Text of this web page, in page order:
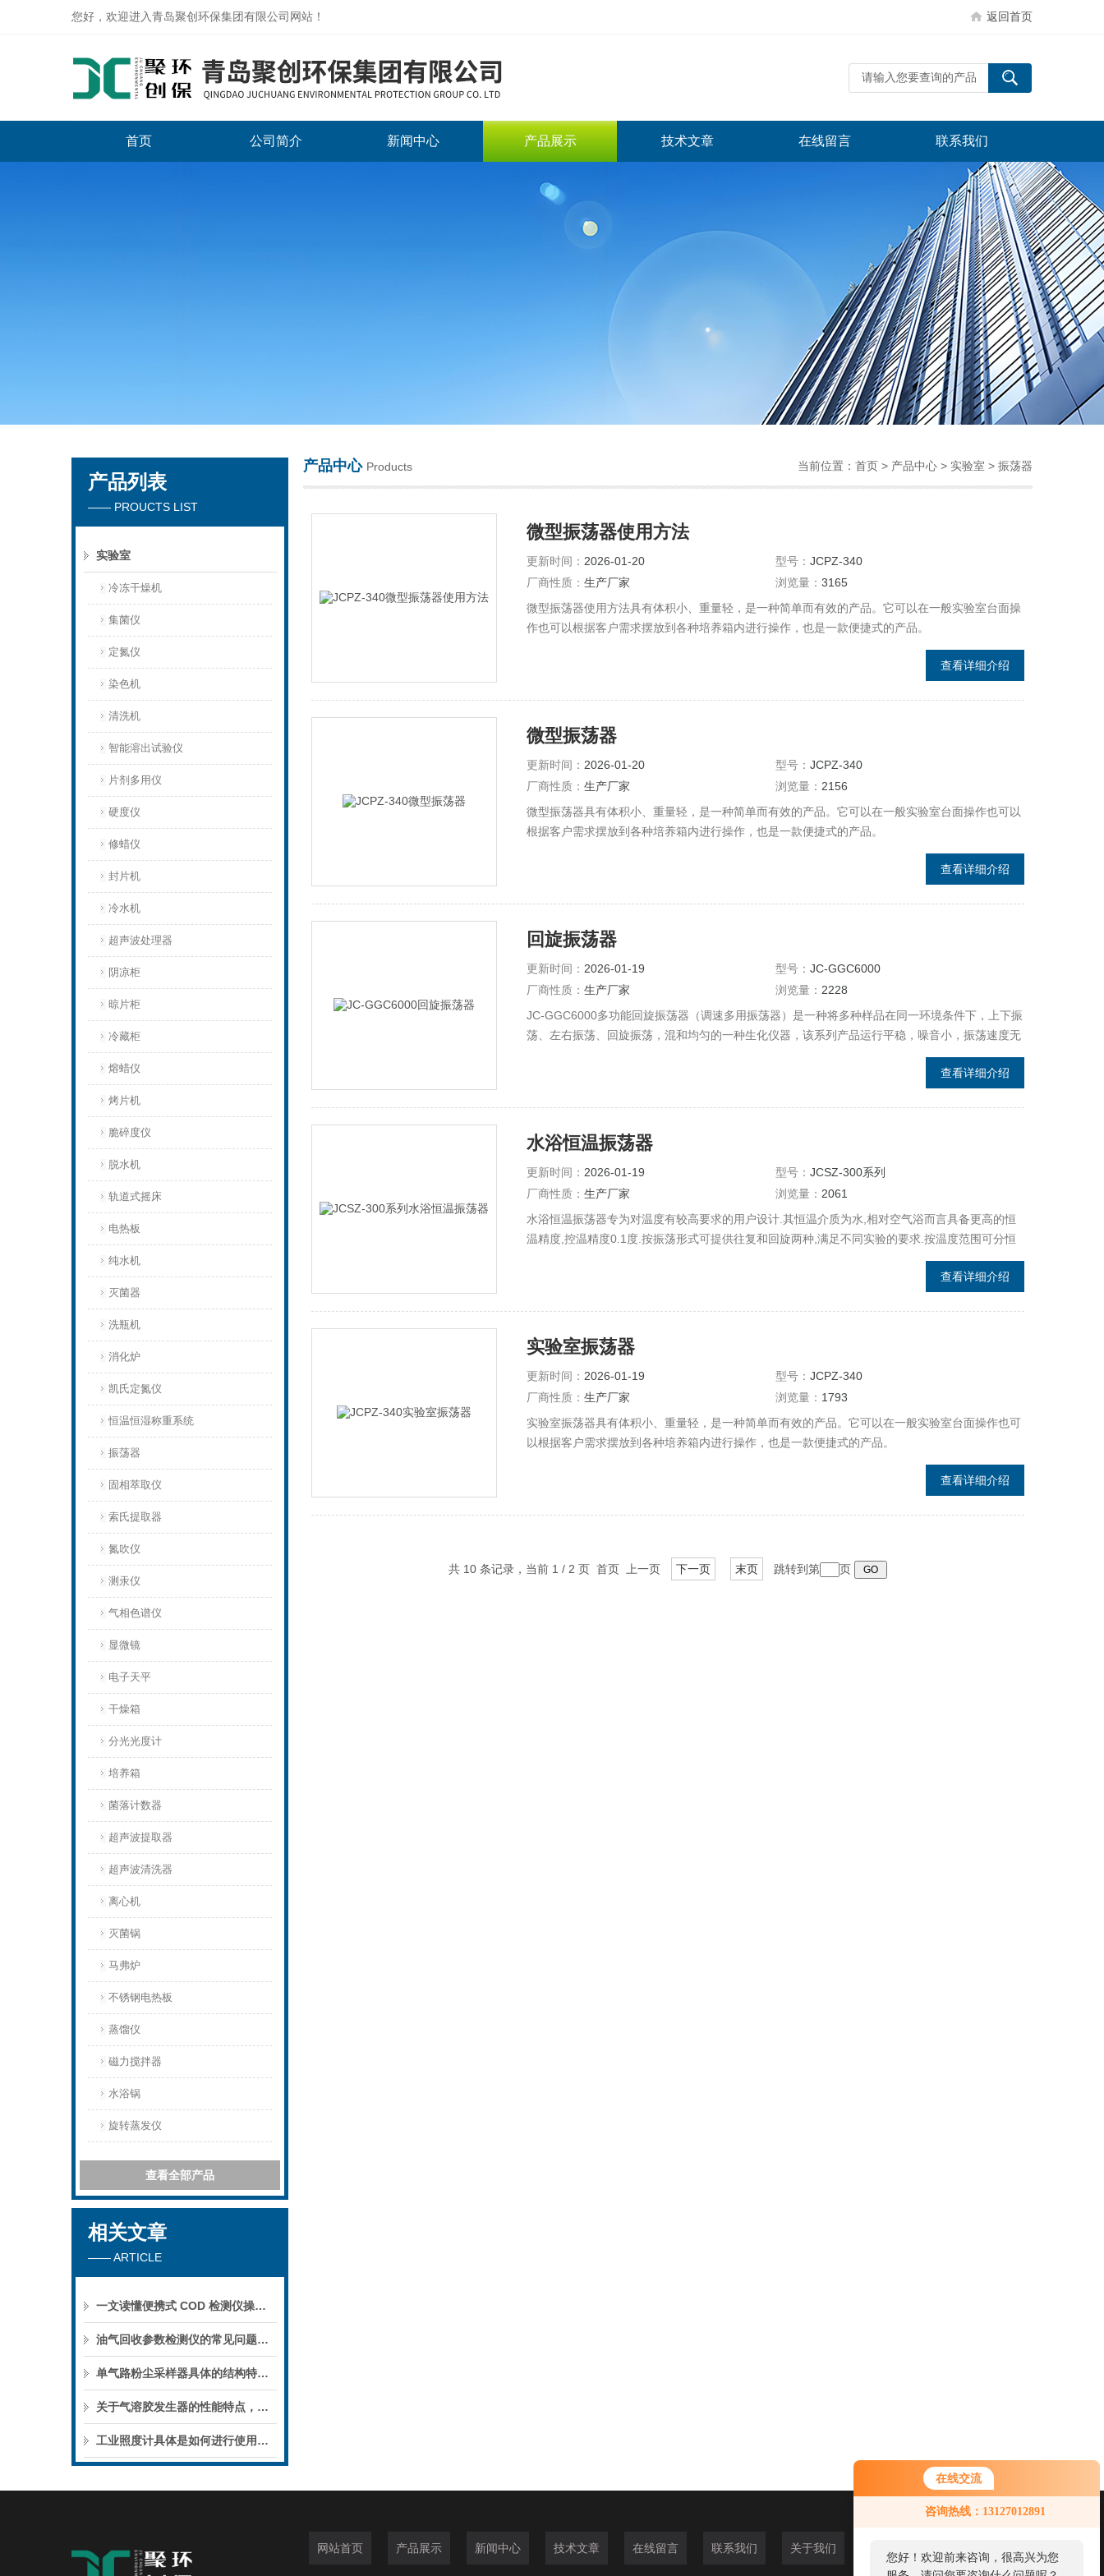
在线交流
咨询热线：13127012891
您好！欢迎前来咨询，很高兴为您
服务，请问您要咨询什么问题呢？
您好，看您停留很久了，是否找到
您好，欢迎进入青岛聚创环保集团有限公司网站！ 返回首页
首页 公司简介 新闻中心 产品展示 技术文章 在线留言 联系我们
产品列表
—— PROUCTS LIST
实验室
冷冻干燥机
集菌仪
定氮仪
染色机
清洗机
智能溶出试验仪
片剂多用仪
硬度仪
修蜡仪
封片机
冷水机
超声波处理器
阴凉柜
晾片柜
冷藏柜
熔蜡仪
烤片机
脆碎度仪
脱水机
轨道式摇床
电热板
纯水机
灭菌器
洗瓶机
消化炉
凯氏定氮仪
恒温恒湿称重系统
振荡器
固相萃取仪
索氏提取器
氮吹仪
测汞仪
气相色谱仪
显微镜
电子天平
干燥箱
分光光度计
培养箱
菌落计数器
超声波提取器
超声波清洗器
离心机
灭菌锅
马弗炉
不锈钢电热板
蒸馏仪
磁力搅拌器
水浴锅
旋转蒸发仪
查看全部产品
相关文章
—— ARTICLE
一文读懂便携式 COD 检测仪操作、安全与养护要点
油气回收参数检测仪的常见问题及其可能原因与解决方法
单气路粉尘采样器具体的结构特点如下
关于气溶胶发生器的性能特点，不妨看看下文！
工业照度计具体是如何进行使用的呢？
产品中心 Products 当前位置： 首页 > 产品中心 > 实验室 > 振荡器
微型振荡器使用方法
更新时间： 2026-01-20 型号： JCPZ-340
厂商性质： 生产厂家 浏览量： 3165
微型振荡器使用方法具有体积小、重量轻，是一种简单而有效的产品。它可以在一般实验室台面操
作也可以根据客户需求摆放到各种培养箱内进行操作，也是一款便捷式的产品。
查看详细介绍
微型振荡器
更新时间： 2026-01-20 型号： JCPZ-340
厂商性质： 生产厂家 浏览量： 2156
微型振荡器具有体积小、重量轻，是一种简单而有效的产品。它可以在一般实验室台面操作也可以
根据客户需求摆放到各种培养箱内进行操作，也是一款便捷式的产品。
查看详细介绍
回旋振荡器
更新时间： 2026-01-19 型号： JC-GGC6000
厂商性质： 生产厂家 浏览量： 2228
JC-GGC6000多功能回旋振荡器（调速多用振荡器）是一种将多种样品在同一环境条件下，上下振
荡、左右振荡、回旋振荡，混和均匀的一种生化仪器，该系列产品运行平稳，噪音小，振荡速度无
极可调，采用不锈钢弹簧万用夹具（也可定制专用夹具），可配多种三角瓶、试剂瓶、分液漏斗，
满足不同客户需要。是生化、生物工程、教学、微生物及医学等行业研究和生产中的常见设备。
查看详细介绍
水浴恒温振荡器
更新时间： 2026-01-19 型号： JCSZ-300系列
厂商性质： 生产厂家 浏览量： 2061
水浴恒温振荡器专为对温度有较高要求的用户设计.其恒温介质为水,相对空气浴而言具备更高的恒
温精度,控温精度0.1度.按振荡形式可提供往复和回旋两种,满足不同实验的要求.按温度范围可分恒
查看详细介绍
实验室振荡器
更新时间： 2026-01-19 型号： JCPZ-340
厂商性质： 生产厂家 浏览量： 1793
实验室振荡器具有体积小、重量轻，是一种简单而有效的产品。它可以在一般实验室台面操作也可
以根据客户需求摆放到各种培养箱内进行操作，也是一款便捷式的产品。
查看详细介绍
共 10 条记录，当前 1 / 2 页 首页 上一页 下一页 末页 跳转到第 页
网站首页 产品展示 新闻中心 技术文章 在线留言 联系我们 关于我们